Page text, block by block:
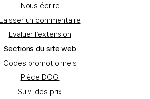
Nous écrire
Laisser un commentaire
Evaluer l’extension
Sections du site web
Codes promotionnels
Pièce DOGI
Suivi des prix